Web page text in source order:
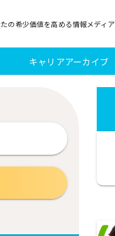
の希少価値を高める情報メディア
キャリアアーカイブ